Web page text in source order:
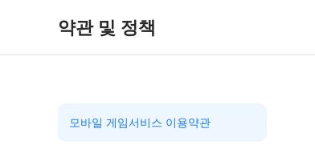
약관 및 정책
모바일 게임서비스 이용약관